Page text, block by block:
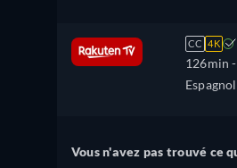
CC 4K
126min
Vous n'avez pas trouvé ce